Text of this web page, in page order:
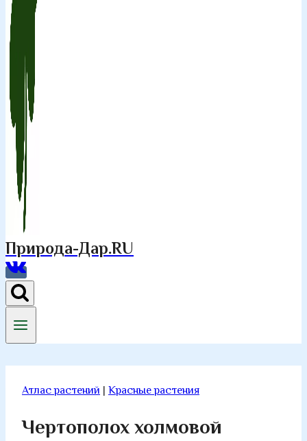
Природа-Дар.RU
Атлас растений | Красные растения
Чертополох холмовой